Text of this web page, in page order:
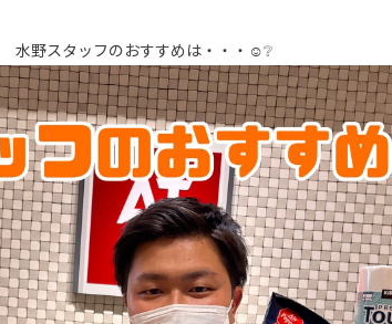
水野スタッフのおすすめは・・・☺❔